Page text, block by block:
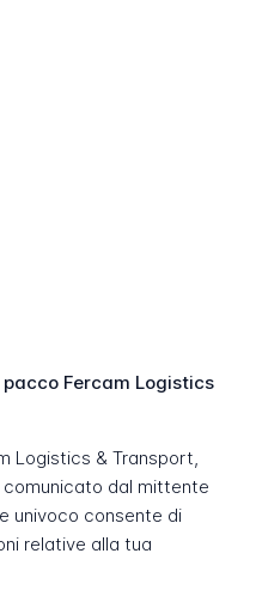
Fercam Logistics
Logistics & Transport,
dal mittente
univoco consente di
relative alla tua